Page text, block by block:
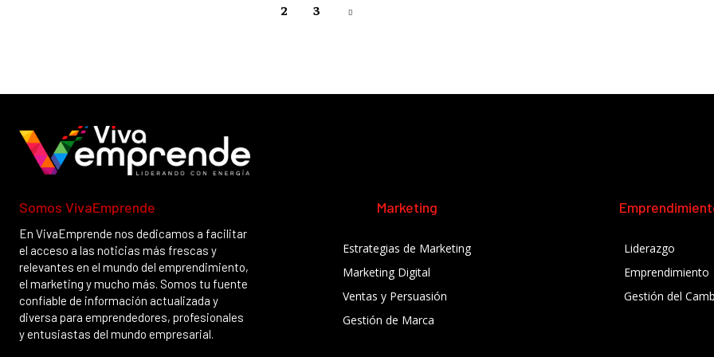
2 3
Somos VivaEmprende
En VivaEmprende nos dedicamos a facilitar
el acceso a las noticias más frescas y
relevantes en el mundo del emprendimiento,
el marketing y mucho más. Somos tu fuente
confiable de información actualizada y
diversa para emprendedores, profesionales
y entusiastas del mundo empresarial.
Marketing
Estrategias de Marketing
Marketing Digital
Ventas y Persuasión
Gestión de Marca
Liderazgo
Emprendimiento
Gestión del